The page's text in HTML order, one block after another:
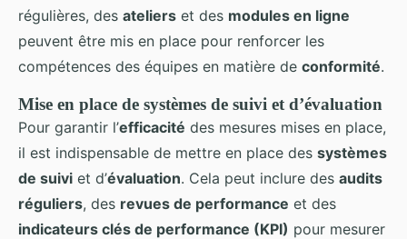
régulières, des ateliers et des modules en ligne
peuvent être mis en place pour renforcer les
compétences des équipes en matière de conformité.
Mise en place de systèmes de suivi et d’évaluation
Pour garantir l’efficacité des mesures mises en place,
il est indispensable de mettre en place des systèmes
de suivi et d’évaluation. Cela peut inclure des audits
réguliers, des revues de performance et des
indicateurs clés de performance (KPI) pour mesurer